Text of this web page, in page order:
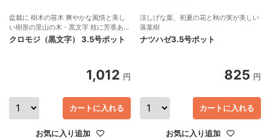
盆栽に 樹木の苗木 爽やかな風情と美し
い樹形の里山の木・黒文字 枝に芳香あり
庭木に好適
クロモジ（黒文字） 3.5号ポット
1,012 円
カートに入れる
お気に入り追加
涼しげな葉、初夏の花と秋の実が美しい
落葉樹
ナツハゼ3.5号ポット
825 円
カートに入れる
お気に入り追加